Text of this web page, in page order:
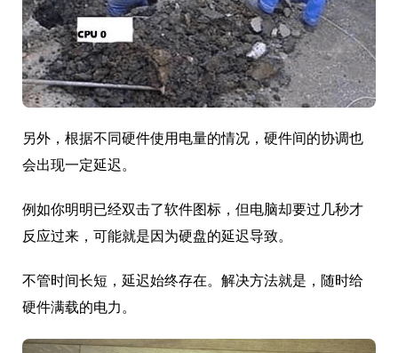
另外，根据不同硬件使用电量的情况，硬件间的协调也
会出现一定延迟。
例如你明明已经双击了软件图标，但电脑却要过几秒才
反应过来，可能就是因为硬盘的延迟导致。
不管时间长短，延迟始终存在。解决方法就是，随时给
硬件满载的电力。